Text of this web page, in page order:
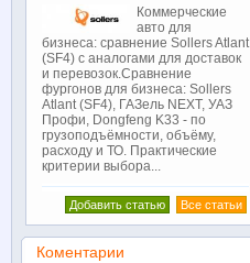
Коммерческие
авто для
бизнеса: сравнение Sollers Atlant
(SF4) с аналогами для доставок
и перевозок.Сравнение
фургонов для бизнеса: Sollers
Atlant (SF4), ГАЗель NEXT, УАЗ
Профи, Dongfeng K33 - по
грузоподъёмности, объёму,
расходу и ТО. Практические
критерии выбора...
Все статьи
Добавить статью
Коментарии